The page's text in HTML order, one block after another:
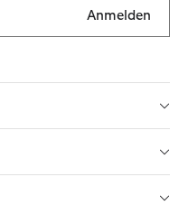
Anmelden